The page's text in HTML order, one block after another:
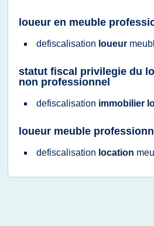
loueur en meuble
defiscalisation loueur
statut fiscal privilegie du
non professionnel
defiscalisation immobilier
loueur meuble
defiscalisation location